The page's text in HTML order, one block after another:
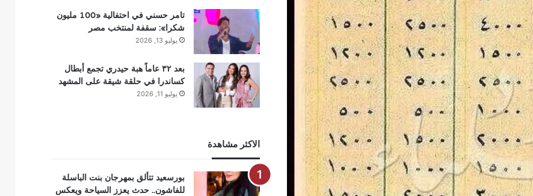
تامر حسني في احتفالية «100 مليون
شكرا»: سقفة لمنتخب مصر
يوليو 13, 2026
بعد ٣٢ عاماً هبة حيدري تجمع أبطال
كساندرا في حلقة شيقة على المشهد
يوليو 11, 2026
الاكثر مشاهدة
بورسعيد تتألق بمهرجان بنت الباسلة
للفاشون.. حدث يعزز السياحة ويعكس